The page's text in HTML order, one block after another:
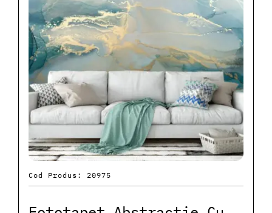
Cod Produs: 20975